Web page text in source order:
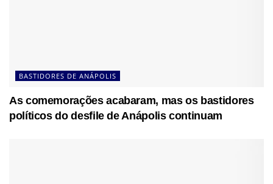
BASTIDORES DE ANÁPOLIS
As comemorações acabaram, mas os bastidores
políticos do desfile de Anápolis continuam